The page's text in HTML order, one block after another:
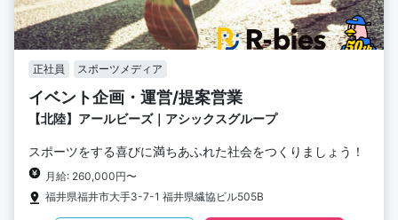
正社員 スポーツメディア
イベント企画・運営/提案営業
【北陸】アールビーズ｜アシックスグループ
スポーツをする喜びに満ちあふれた社会をつくりましょう！
月給: 260,000円〜
福井県福井市大手3-7-1 福井県繊協ビル505B